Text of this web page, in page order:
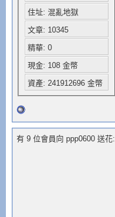
住址: 混亂地獄
文章: 10345
精華: 0
現金: 108 金幣
資產: 241912696 金幣
有 9 位會員向 ppp0600 送花: